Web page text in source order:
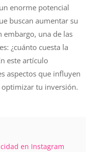
enorme potencial
buscan aumentar su
embargo, una de las
¿cuánto cuesta la
este artículo
aspectos que influyen
optimizar tu inversión.
en Instagram